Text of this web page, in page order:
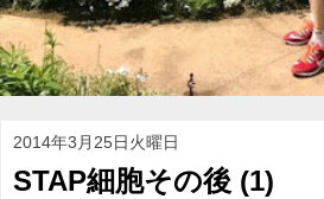
2014年3月25日火曜日
STAP細胞その後 (1)